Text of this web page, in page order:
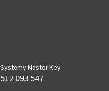
Systemy Master Key
512 093 547